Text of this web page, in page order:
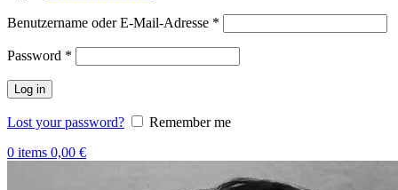
Benutzername oder E-Mail-Adresse *
Password *
Log in
Lost your password?
Remember me
0 items 0,00 €